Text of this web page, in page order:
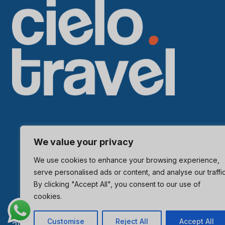
We value your privacy
We use cookies to enhance your browsing experience,
serve personalised ads or content, and analyse our
By clicking "Accept All", you consent to our use of
cookies.
Customise Reject All Accept All